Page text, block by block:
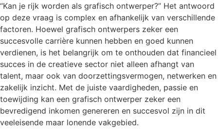
“Kan je rijk worden als grafisch ontwerper?” Het antwoord
op deze vraag is complex en afhankelijk van verschillende
factoren. Hoewel grafisch ontwerpers zeker een
succesvolle carrière kunnen hebben en goed kunnen
verdienen, is het belangrijk om te onthouden dat financieel
succes in de creatieve sector niet alleen afhangt van
talent, maar ook van doorzettingsvermogen, netwerken en
zakelijk inzicht. Met de juiste vaardigheden, passie en
toewijding kan een grafisch ontwerper zeker een
bevredigend inkomen genereren en succesvol zijn in dit
veeleisende maar lonende vakgebied.